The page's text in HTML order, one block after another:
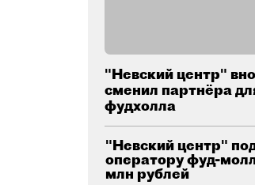
"Невский центр"
сменил партнёра
фудхолла
"Невский центр"
оператору фуд-
млн рублей